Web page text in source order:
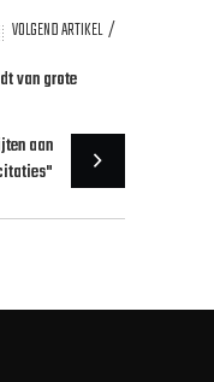
VOLGEND ARTIKEL
van grote
aan